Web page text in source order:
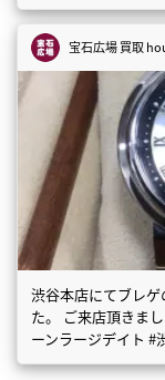
宝石広場 買取
渋谷本店にてブレ
た。 ご来店頂きま
ーンラージデイト #